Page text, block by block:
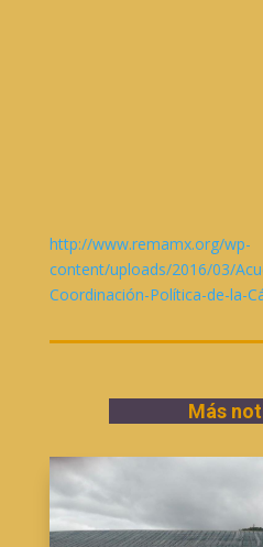
http://www.remamx.org/wp-
content/uploads/2016/03/
Coordinación-Política-de-la-
Más